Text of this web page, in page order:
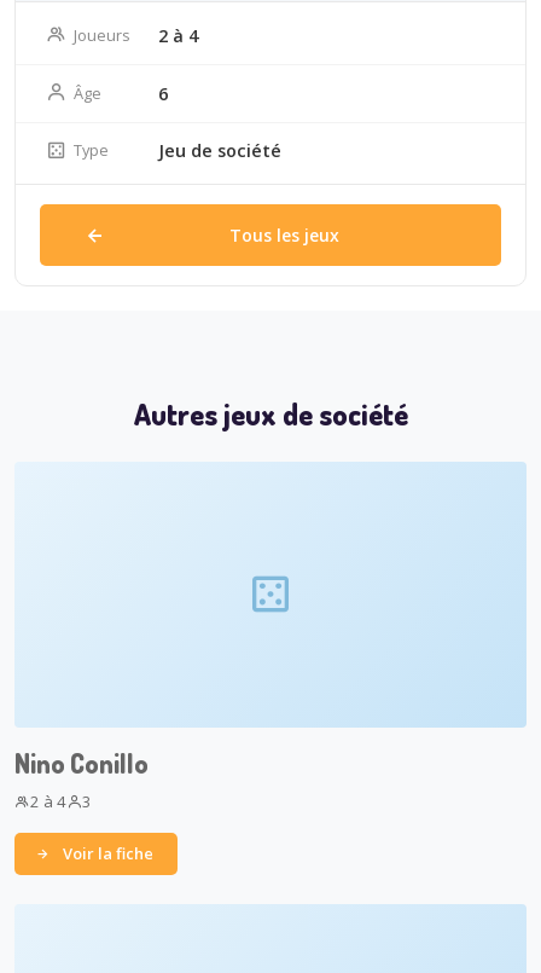
Joueurs 2 à 4
Âge 6
Type Jeu de société
Tous les jeux
Autres jeux de société
Nino Conillo
2 à 4 3
Voir la fiche